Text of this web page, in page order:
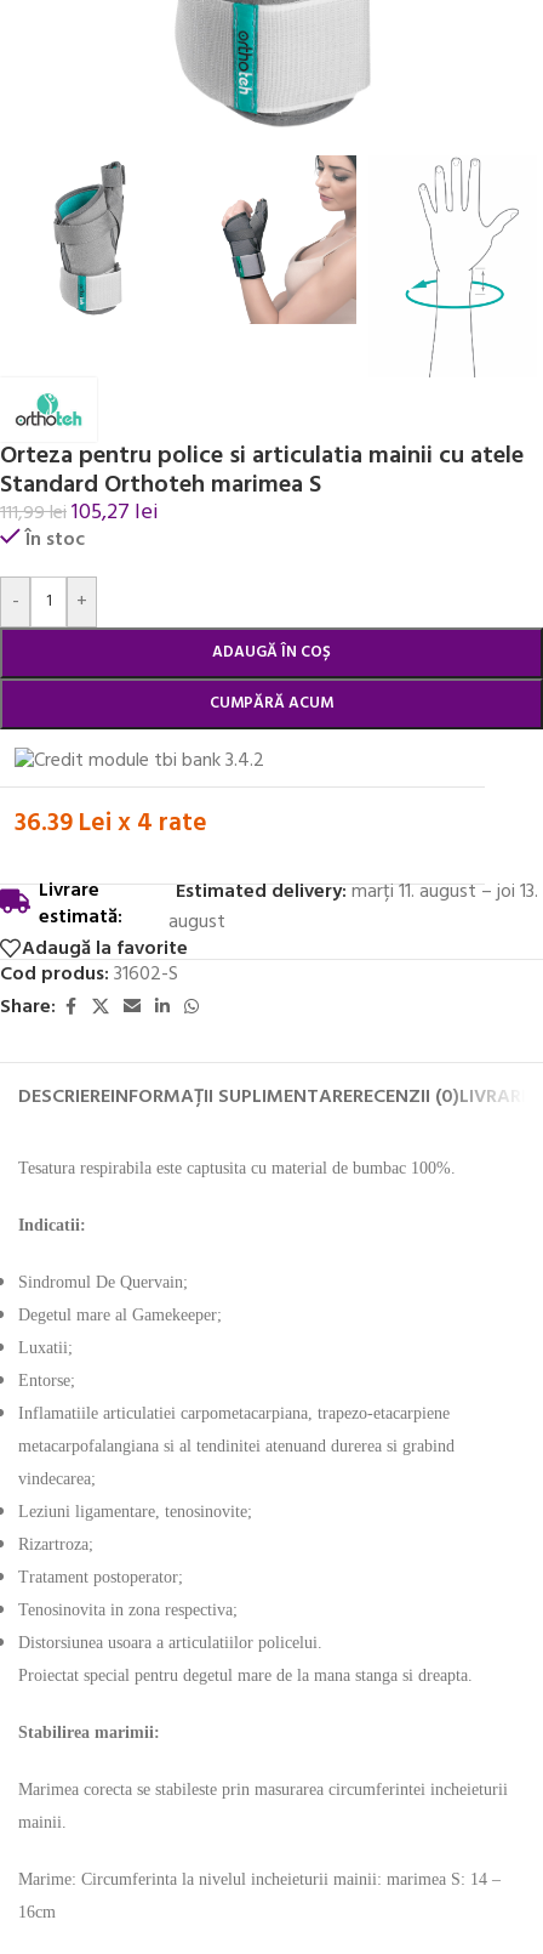
Orteza pentru police si articulatia mainii cu atele
Standard Orthoteh marimea S
111,99lei105,27 lei
În stoc
-
+
ADAUGĂ ÎN COȘ
CUMPĂRĂ ACUM
36.39 Lei x 4 rate
Alternative:
Livrare
estimată:
Estimated delivery:marți 11. august – joi 13.
august
Adaugă la favorite
Cod produs:31602-S
Share:
DESCRIEREINFORMAȚII SUPLIMENTARERECENZII (0)LIVRARE
Tesatura respirabila este captusita cu material de bumbac 100%.
Indicatii:
Sindromul De Quervain;
Degetul mare al Gamekeeper;
Luxatii;
Entorse;
Inflamatiile articulatiei carpometacarpiana, trapezo-etacarpiene
metacarpofalangiana si al tendinitei atenuand durerea si grabind
vindecarea;
Leziuni ligamentare, tenosinovite;
Rizartroza;
Tratament postoperator;
Tenosinovita in zona respectiva;
Distorsiunea usoara a articulatiilor policelui.
Proiectat special pentru degetul mare de la mana stanga si dreapta.
Stabilirea marimii:
Marimea corecta se stabileste prin masurarea circumferintei incheieturii
mainii.
Marime: Circumferinta la nivelul incheieturii mainii: marimea S: 14 –
16cm